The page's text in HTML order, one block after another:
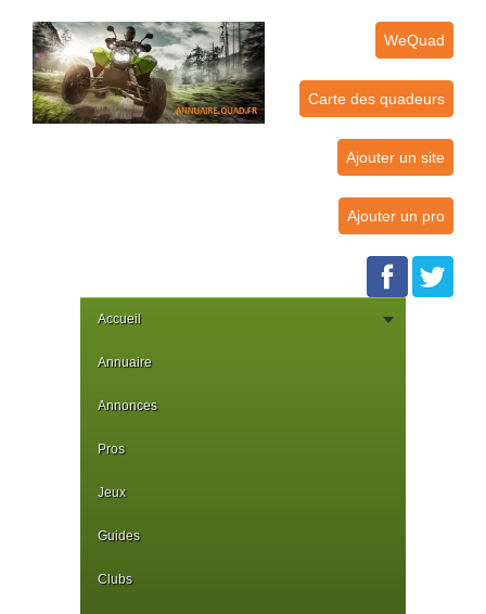
WeQuad
Carte des quadeurs
Ajouter un site
Ajouter un pro
Accueil
Annuaire
Annonces
Pros
Jeux
Guides
Clubs